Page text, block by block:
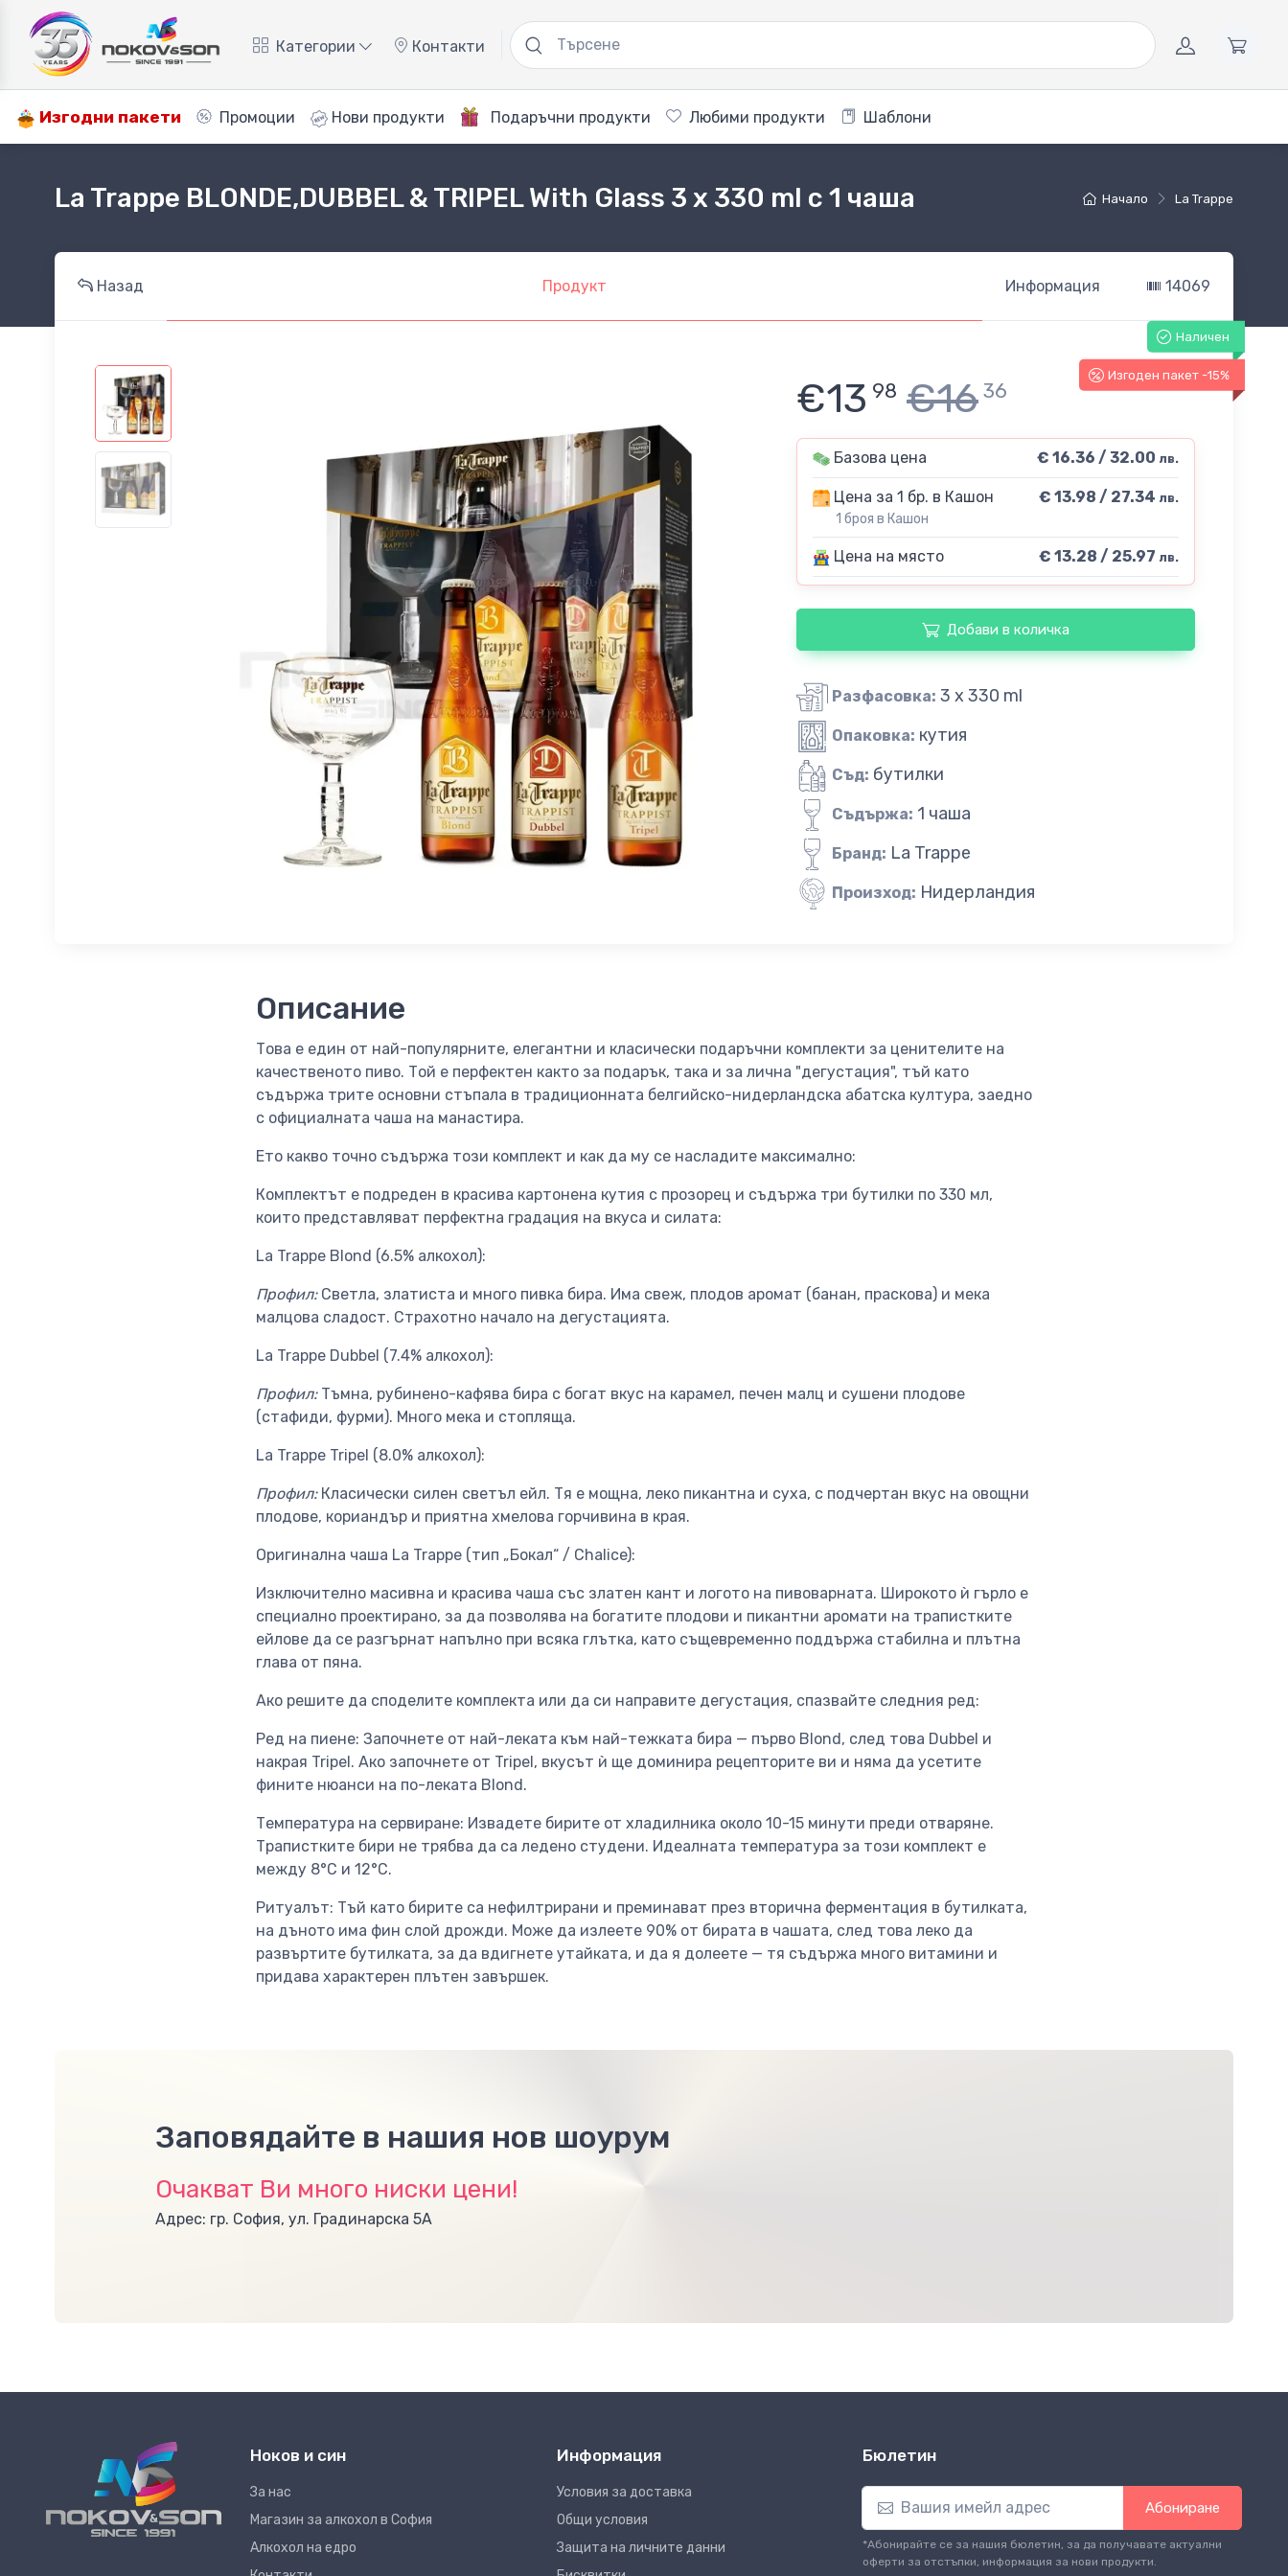
Категории Контакти
Изгодни пакети Промоции Нови продукти Подаръчни продукти Любими продукти Шаблони
Начало La Trappe
La Trappe BLONDE,DUBBEL & TRIPEL With Glass 3 x 330 ml с 1 чаша
Назад Продукт Информация 14069
Наличен
Изгоден пакет -15%
€13 98 €16 36
Базова цена € 16.36 / 32.00 лв.
Цена за 1 бр. в Кашон
1 броя в Кашон
€ 13.98 / 27.34 лв.
Цена на място € 13.28 / 25.97 лв.
Добави в количка
Разфасовка: 3 x 330 ml
Опаковка: кутия
Съд: бутилки
Съдържа: 1 чаша
Бранд: La Trappe
Произход: Нидерландия
Описание
Това е един от най-популярните, елегантни и класически подаръчни комплекти за ценителите на
качественото пиво. Той е перфектен както за подарък, така и за лична "дегустация", тъй като
съдържа трите основни стъпала в традиционната белгийско-нидерландска абатска култура, заедно
с официалната чаша на манастира.
Ето какво точно съдържа този комплект и как да му се насладите максимално:
Комплектът е подреден в красива картонена кутия с прозорец и съдържа три бутилки по 330 мл,
които представляват перфектна градация на вкуса и силата:
La Trappe Blond (6.5% алкохол):
Профил:Светла, златиста и много пивка бира. Има свеж, плодов аромат (банан, праскова) и мека
малцова сладост. Страхотно начало на дегустацията.
La Trappe Dubbel (7.4% алкохол):
Профил:Тъмна, рубинено-кафява бира с богат вкус на карамел, печен малц и сушени плодове
(стафиди, фурми). Много мека и стопляща.
La Trappe Tripel (8.0% алкохол):
Профил:Класически силен светъл ейл. Тя е мощна, леко пикантна и суха, с подчертан вкус на овощни
плодове, кориандър и приятна хмелова горчивина в края.
Оригинална чаша La Trappe (тип „Бокал“ / Chalice):
Изключително масивна и красива чаша със златен кант и логото на пивоварната. Широкото ѝ гърло е
специално проектирано, за да позволява на богатите плодови и пикантни аромати на трапистките
ейлове да се разгърнат напълно при всяка глътка, като същевременно поддържа стабилна и плътна
глава от пяна.
Ако решите да споделите комплекта или да си направите дегустация, спазвайте следния ред:
Ред на пиене: Започнете от най-леката към най-тежката бира — първо Blond, след това Dubbel и
накрая Tripel. Ако започнете от Tripel, вкусът ѝ ще доминира рецепторите ви и няма да усетите
фините нюанси на по-леката Blond.
Температура на сервиране: Извадете бирите от хладилника около 10-15 минути преди отваряне.
Трапистките бири не трябва да са ледено студени. Идеалната температура за този комплект е
между 8°C и 12°C.
Ритуалът: Тъй като бирите са нефилтрирани и преминават през вторична ферментация в бутилката,
на дъното има фин слой дрожди. Може да излеете 90% от бирата в чашата, след това леко да
развъртите бутилката, за да вдигнете утайката, и да я долеете — тя съдържа много витамини и
придава характерен плътен завършек.
Заповядайте в нашия нов шоурум
Очакват Ви много ниски цени!
Адрес: гр. София, ул. Градинарска 5А
Ноков и син
За нас
Магазин за алкохол в София
Алкохол на едро
Информация
Условия за доставка
Общи условия
Защита на личните данни
Бюлетин
Абониране
*Абонирайте се за нашия бюлетин, за да получавате актуални
оферти за отстъпки, информация за нови продукти.